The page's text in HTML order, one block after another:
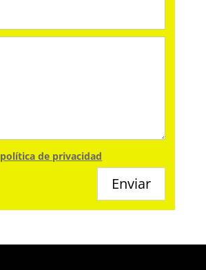
política de privacidad
Enviar